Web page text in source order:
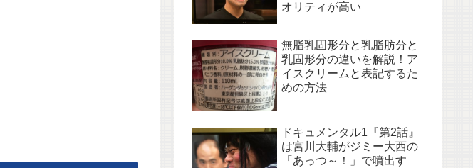
オリティが高い
無脂乳固形分と乳脂肪分と
乳固形分の違いを解説！ア
イスクリームと表記するた
めの方法
ドキュメンタル1『第2話』
は宮川大輔がジミー大西の
「あっつ～！」で噴出す